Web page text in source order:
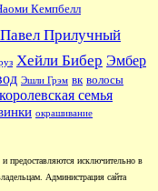
Кемпбелл
Павел Прилучный
Хейли Бибер Эмбер
Эшли Грэм вк волосы
королевская семья
окрашивание
предоставляются исключительно в
Администрация сайта